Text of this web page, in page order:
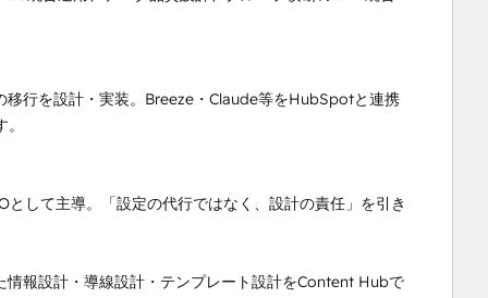
行を設計・実装。Breeze・Claude等をHubSpotと連携
して主導。「設定の代行ではなく、設計の責任」を引き
情報設計・導線設計・テンプレート設計をContent Hubで